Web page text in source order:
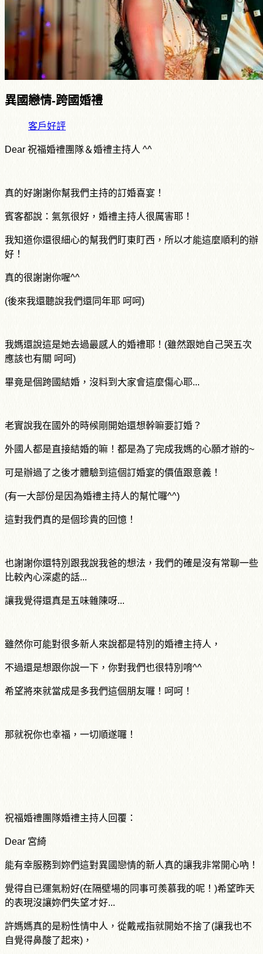
異國戀情-跨國婚禮
客戶好評
Dear 祝福婚禮團隊＆婚禮主持人 ^^
真的好謝謝你幫我們主持的訂婚喜宴！
賓客都說：氣氛很好，婚禮主持人很厲害耶！
我知道你還很細心的幫我們盯東盯西，所以才能這麼順利的辦
好！
真的很謝謝你喔^^
(後來我還聽說我們還同年耶 呵呵)
我媽還說這是她去過最感人的婚禮耶！ (雖然跟她自己哭五次
應該也有關 呵呵)
畢竟是個跨國結婚，沒料到大家會這麼傷心耶...
老實說我在國外的時候剛開始還想幹嘛要訂婚？
外國人都是直接結婚的嘛！都是為了完成我媽的心願才辦的~
可是辦過了之後才體驗到這個訂婚宴的價值跟意義！
(有一大部份是因為婚禮主持人的幫忙囉^^)
這對我們真的是個珍貴的回憶！
也謝謝你還特別跟我說我爸的想法，我們的確是沒有常聊一些
比較內心深處的話...
讓我覺得還真是五味雜陳呀...
雖然你可能對很多新人來說都是特別的婚禮主持人，
不過還是想跟你說一下，你對我們也很特別唷^^
希望將來就當成是多我們這個朋友囉！呵呵！
那就祝你也幸福，一切順遂囉！
祝福婚禮團隊婚禮主持人回覆：
Dear 宮綺
能有幸服務到妳們這對異國戀情的新人真的讓我非常開心吶！
覺得自已運氣粉好(在隔壁場的同事可羨慕我的呢！ )希望昨天
的表現沒讓妳們失望才好...
許媽媽真的是粉性情中人，從戴戒指就開始不捨了(讓我也不
自覺得鼻酸了起來) ，